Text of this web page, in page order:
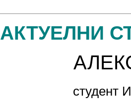
АКТУЕЛНИ
студент